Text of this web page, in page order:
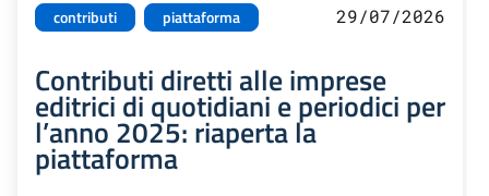
contributi piattaforma 29/07/2026
Contributi diretti alle imprese
editrici di quotidiani e periodici per
l’anno 2025: riaperta la
piattaforma